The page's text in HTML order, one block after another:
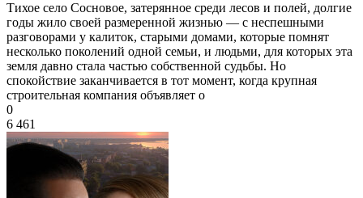
Тихое село Сосновое, затерянное среди лесов и полей, долгие
годы жило своей размеренной жизнью — с неспешными
разговорами у калиток, старыми домами, которые помнят
несколько поколений одной семьи, и людьми, для которых эта
земля давно стала частью собственной судьбы. Но
спокойствие заканчивается в тот момент, когда крупная
строительная компания объявляет о
0
6 461